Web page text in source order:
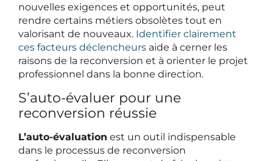
nouvelles exigences et opportunités, peut
rendre certains métiers obsolètes tout en
valorisant de nouveaux. Identifier clairement
ces facteurs déclencheurs aide à cerner les
raisons de la reconversion et à orienter le projet
professionnel dans la bonne direction.
S’auto-évaluer pour une
reconversion réussie
L’auto-évaluation est un outil indispensable
dans le processus de reconversion